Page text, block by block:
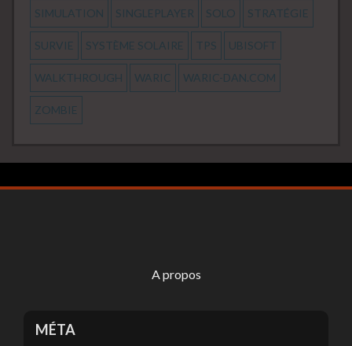
SIMULATION SINGLEPLAYER SOLO STRATÉGIE
SURVIE SYSTÈME SOLAIRE TPS UBISOFT
WALKTHROUGH WARIC WARIC-DAN.COM
ZOMBIE
A propos
MÉTA